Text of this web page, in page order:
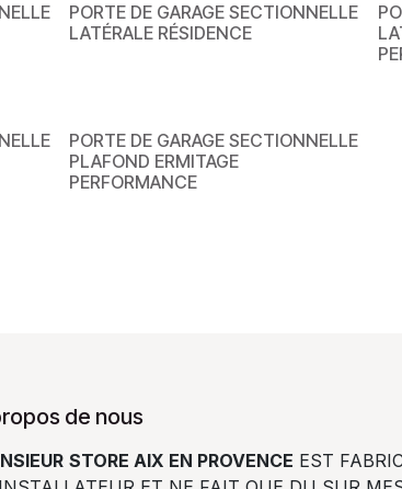
PORTE DE GARAGE SECTIONNELLE
LATÉRALE RÉSIDENCE
PORTE DE GARAGE SECTIONNELLE
PLAFOND ERMITAGE
PERFORMANCE
de nous
STORE AIX EN PROVENCE EST